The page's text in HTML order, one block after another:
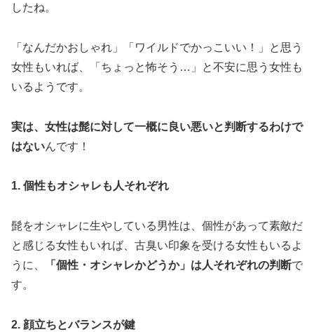
したね。
「なんだかおしゃれ」「ワイルドでかっこいい！」と思う
女性もいれば、「ちょっと怖そう…」と不安に思う女性も
いるようです。
実は、女性は髭に対して一概に良い悪いと判断するわけで
はないんです！
1. 個性もオシャレも人それぞれ
髭をオシャレに生やしている男性は、個性があって素敵だ
と感じる女性もいれば、古臭い印象を受ける女性もいるよ
うに、
「個性・オシャレかどうか」は人それぞれの判断で
す。
2. 顔立ちとバランスが鍵